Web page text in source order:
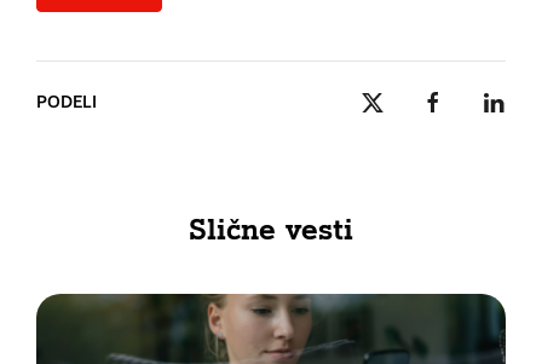
PODELI
Slične vesti